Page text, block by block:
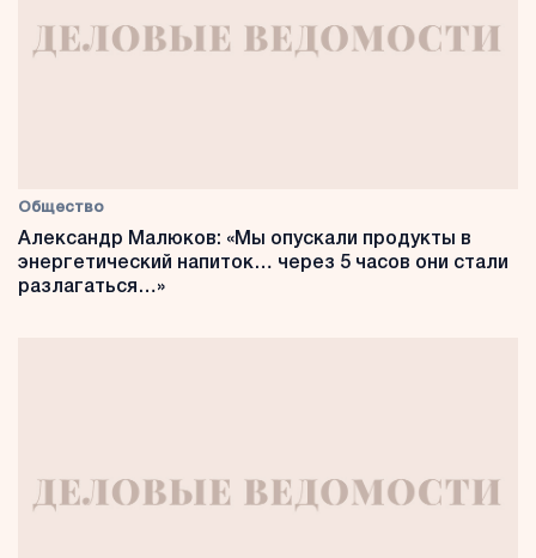
Общество
Александр Малюков: «Мы опускали продукты в
энергетический напиток… через 5 часов они стали
разлагаться…»